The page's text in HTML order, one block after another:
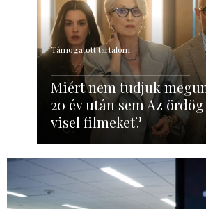
Támogatott tartalom
Miért nem tudjuk
20 év után sem Az
visel filmeket?